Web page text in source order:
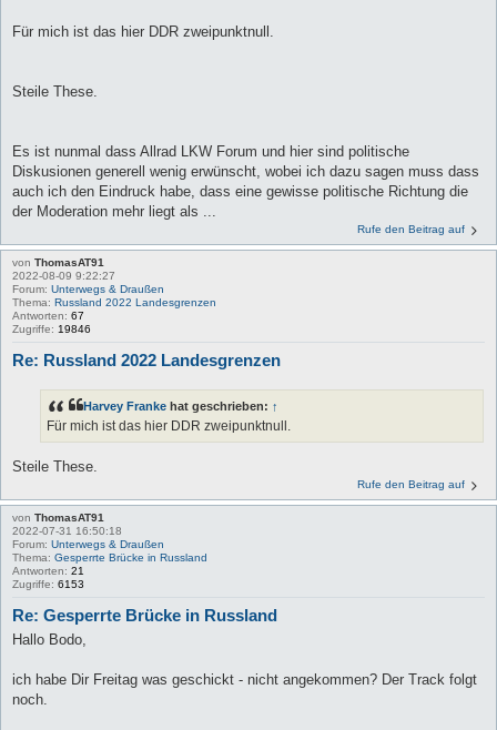
Für mich ist das hier DDR zweipunktnull.
Steile These.
Es ist nunmal dass Allrad LKW Forum und hier sind politische
Diskusionen generell wenig erwünscht, wobei ich dazu sagen muss dass
auch ich den Eindruck habe, dass eine gewisse politische Richtung die
der Moderation mehr liegt als ...
Rufe den Beitrag auf
von ThomasAT91
2022-08-09 9:22:27
Forum: Unterwegs & Draußen
Thema: Russland 2022 Landesgrenzen
Antworten: 67
Zugriffe: 19846
Re: Russland 2022 Landesgrenzen
Harvey Franke hat geschrieben: ↑
Für mich ist das hier DDR zweipunktnull.
Steile These.
Rufe den Beitrag auf
von ThomasAT91
2022-07-31 16:50:18
Forum: Unterwegs & Draußen
Thema: Gesperrte Brücke in Russland
Antworten: 21
Zugriffe: 6153
Re: Gesperrte Brücke in Russland
Hallo Bodo,
ich habe Dir Freitag was geschickt - nicht angekommen? Der Track folgt
noch.